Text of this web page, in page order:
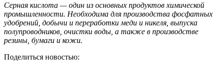
Серная кислота — один из основных продуктов химической
промышленности. Необходима для производства фосфатных
удобрений, добычи и переработки меди и никеля, выпуска
полупроводников, очистки воды, а также в производстве
резины, бумаги и кожи.
Поделиться новостью: